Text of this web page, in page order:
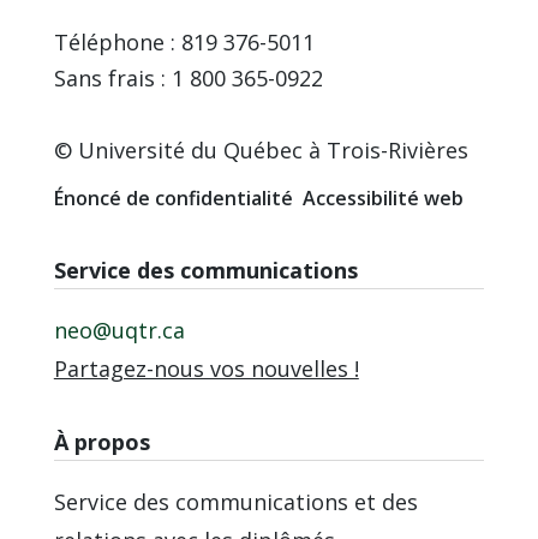
Téléphone : 819 376-5011
Sans frais : 1 800 365-0922
© Université du Québec à Trois-Rivières
Énoncé de confidentialité Accessibilité web
Service des communications
neo@uqtr.ca
Partagez-nous vos nouvelles !
À propos
Service des communications et des